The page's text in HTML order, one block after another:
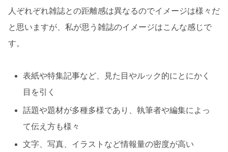
人ぞれぞれ雑誌との距離感は異なるのでイメージは様々だ
と思いますが、私が思う雑誌のイメージはこんな感じで
す。
表紙や特集記事など、見た目やルック的にとにかく
目を引く
話題や題材が多種多様であり、執筆者や編集によっ
て伝え方も様々
文字、写真、イラストなど情報量の密度が高い